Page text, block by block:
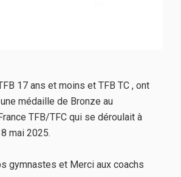
17 ans et moins et TFB TC , ont
médaille de Bronze au
TFB/TFC qui se déroulait à
mai 2025.
gymnastes et Merci aux coachs